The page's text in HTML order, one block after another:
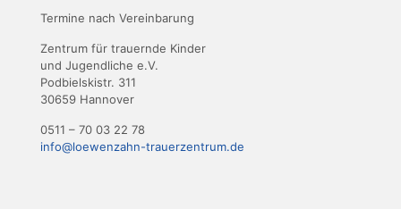
Termine nach Vereinbarung
Zentrum für trauernde Kinder
und Jugendliche e.V.
Podbielskistr. 311
30659 Hannover
0511 – 70 03 22 78
info@loewenzahn-trauerzentrum.de